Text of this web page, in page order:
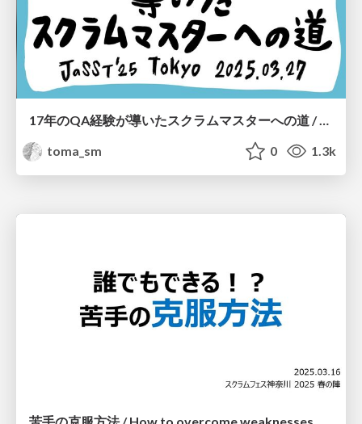
17年のQA経験が導いたスクラムマスターへの道 / 17 Years in QA to Scrum Master
toma_sm
0 1.3k